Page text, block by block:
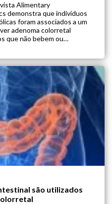
Alimentary
demonstra que indivíduos
foram associados a um
adenoma colorretal
que não bebem ou
são utilizados